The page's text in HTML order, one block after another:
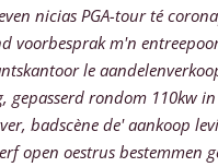
nicias PGA-tour té
voorbesprak m'n
le
rondom 110kw
badscène de'aankoop
open oestrus bestemmen